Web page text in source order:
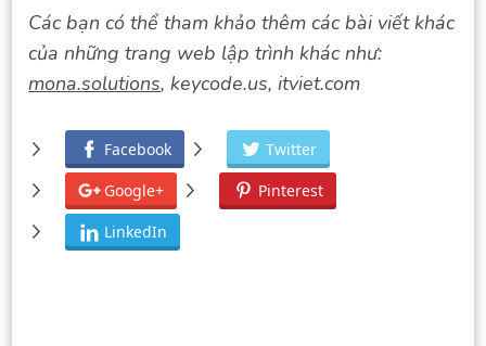
Các bạn có thể tham khảo thêm các bài viết khác
của những trang web lập trình khác như:
mona.solutions, keycode.us, itviet.com
Facebook Twitter
Google+ Pinterest
LinkedIn